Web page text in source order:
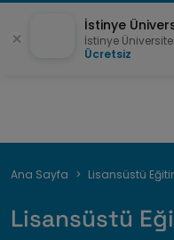
Sayfa
Ana Sayfa Lisansüstü
Lisansüstü
İstinye
İstinye
Ücretsiz